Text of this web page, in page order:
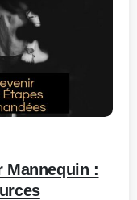
0
Mannequin :